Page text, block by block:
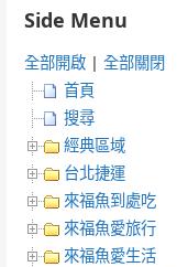
Side Menu
全部開啟 |全部關閉
首頁
搜尋
經典區域
台北捷運
來福魚到處吃
來福魚愛旅行
來福魚愛生活